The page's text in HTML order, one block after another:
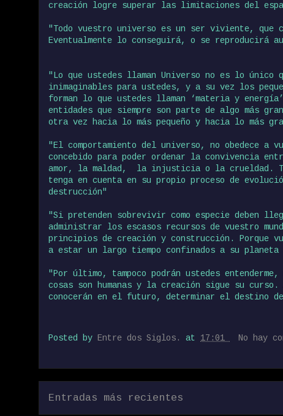
creación logre superar las limitaciones del
"Todo vuestro universo es un ser viviente, que
Eventualmente lo conseguirá, o se reproducirá
"Lo que ustedes llaman Universo no es lo
inimaginables para ustedes, y a su vez los
forman lo que ustedes llaman ‘materia y
entidades que siempre son parte de algo más
otra vez hacia lo más pequeño y hacia lo más
"El comportamiento del universo, no obedece a
concebido para poder ordenar la convivencia
amor, la maldad, la injusticia o la crueldad.
tenga en cuenta en su propio proceso de
destrucción"
"Si pretenden sobrevivir como especie deben
administrar los escasos recursos de vuestro
principios de creación y construcción. Porque
a estar un largo tiempo confinados a su
"Por último, tampoco podrán ustedes
cosas son humanas y la creación sigue su
conocerán en el futuro, determinar el destino
Posted by Entre dos Siglos. at 17:01 No hay
Entradas más recientes